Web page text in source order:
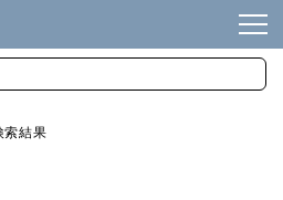
索結果